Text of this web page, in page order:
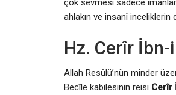
ahlakın ve insanî inceliklerin
Hz. Cerîr
Allah Resûlü’nün minder
Becîle kabilesinin reisi Cerîr